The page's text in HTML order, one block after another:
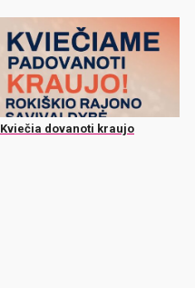
Kviečia dovanoti kraujo